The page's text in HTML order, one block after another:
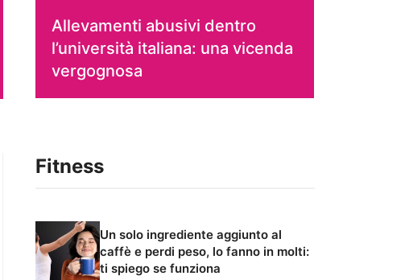
Allevamenti abusivi dentro
l’università italiana: una vicenda
vergognosa
Fitness
Un solo ingrediente aggiunto al
caffè e perdi peso, lo fanno in molti:
ti spiego se funziona